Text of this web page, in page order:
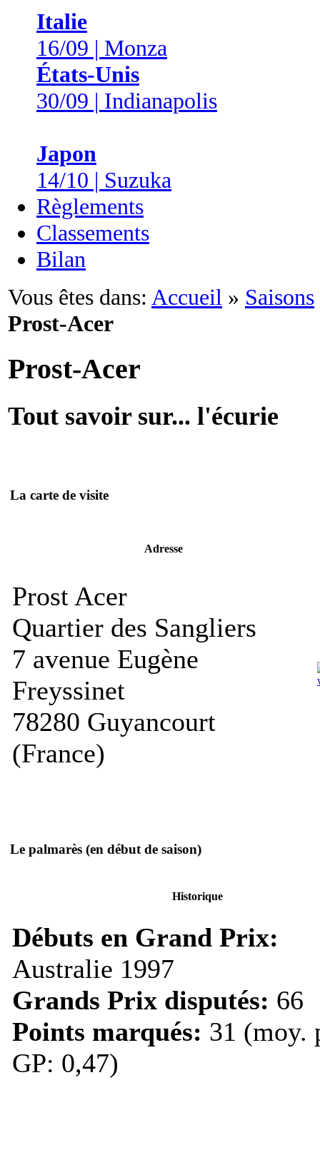
Italie
16/09 | Monza
États-Unis
30/09 | Indianapolis
Japon
14/10 | Suzuka
Règlements
Classements
Bilan
Vous êtes dans: Accueil » Saisons
Prost-Acer
Prost-Acer
Tout savoir sur... l'écurie
La carte de visite
Adresse
Prost Acer
Quartier des Sangliers
7 avenue Eugène
Freyssinet
78280 Guyancourt
(France)
Le palmarès (en début de saison)
Historique
Débuts en Grand Prix:
Australie 1997
Grands Prix disputés: 66
Points marqués: 31 (moy.
GP: 0,47)